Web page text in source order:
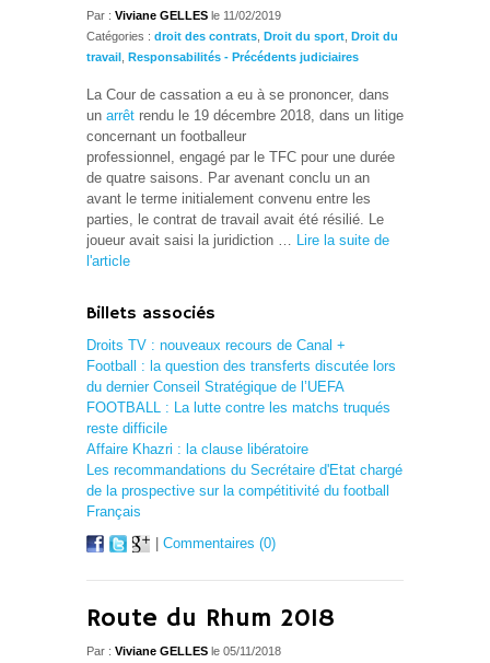
Par : Viviane GELLES le 11/02/2019
Catégories : droit des contrats Droit du sport Droit du
travail Responsabilités - Précédents judiciaires
La Cour de cassation a eu à se prononcer, dans
un arrêt rendu le 19 décembre 2018, dans un litige
concernant un footballeur
professionnel, engagé par le TFC pour une durée
de quatre saisons. Par avenant conclu un an
avant le terme initialement convenu entre les
parties, le contrat de travail avait été résilié. Le
joueur avait saisi la juridiction … Lire la suite de
l'article
Billets associés
Droits TV : nouveaux recours de Canal +
Football : la question des transferts discutée lors
du dernier Conseil Stratégique de l’UEFA
FOOTBALL : La lutte contre les matchs truqués
reste difficile
Affaire Khazri : la clause libératoire
Les recommandations du Secrétaire d'Etat chargé
de la prospective sur la compétitivité du football
Français
Commentaires (0)
Route du Rhum 2018
Par : Viviane GELLES le 05/11/2018